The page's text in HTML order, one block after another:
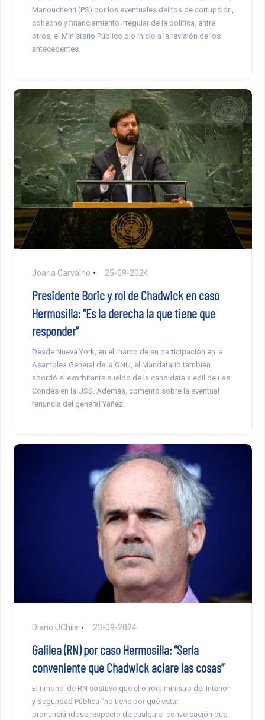
Manouchehri (PS) por los eventuales delitos de corrupción,
cohecho y financiamiento irregular de la política, entre
otros, el Ministerio Público dio inicio a la revisión de los
antecedentes.
Joana Carvalho 25-09-2024
Presidente Boric y rol de Chadwick en caso
Hermosilla: “Es la derecha la que tiene que
responder”
Desde Nueva York, en el marco de su participación en la
Asamblea General de la ONU, el Mandatario también
abordó el exorbitante sueldo de la candidata a edil de Las
Condes en la USS. Además, comentó sobre la eventual
renuncia del general Yáñez.
Diario UChile 23-09-2024
Galilea (RN) por caso Hermosilla: “Sería
conveniente que Chadwick aclare las cosas”
El timonel de RN sostuvo que el otrora ministro del Interior
y Seguridad Pública “no tiene por qué estar
pronunciándose respecto de cualquier conversación que